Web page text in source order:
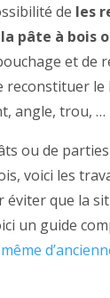
de les
pâte à bois
et de
reconstituer le
angle, trou, …
ou de
voici les
que la
un guide